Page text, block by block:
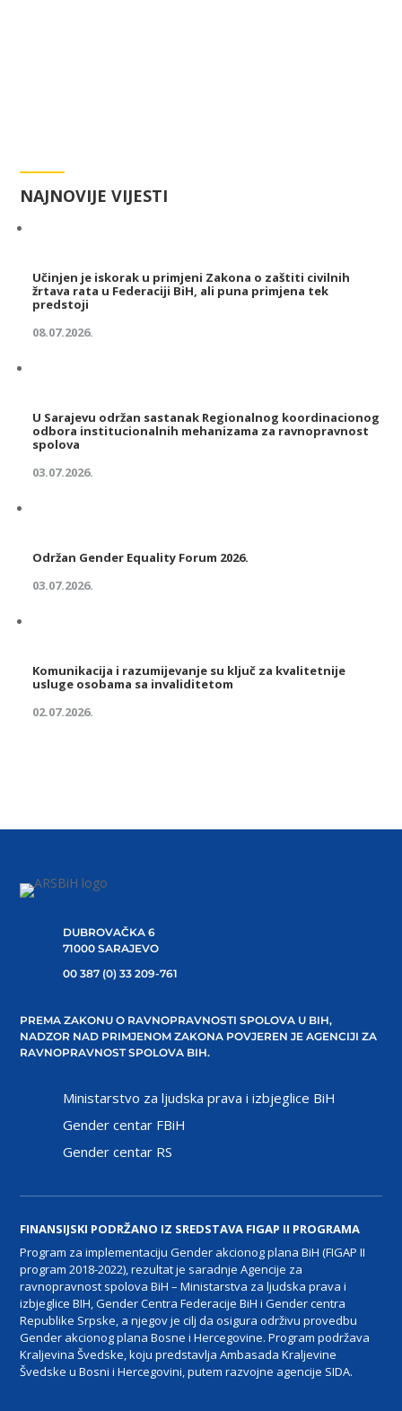
NAJNOVIJE VIJESTI
Učinjen je iskorak u primjeni Zakona o zaštiti civilnih
žrtava rata u Federaciji BiH, ali puna primjena tek
predstoji
08.07.2026.
U Sarajevu održan sastanak Regionalnog koordinacionog
odbora institucionalnih mehanizama za ravnopravnost
spolova
03.07.2026.
Održan Gender Equality Forum 2026.
03.07.2026.
Komunikacija i razumijevanje su ključ za kvalitetnije
usluge osobama sa invaliditetom
02.07.2026.
DUBROVAČKA 6
71000 SARAJEVO
00 387 (0) 33 209-761
PREMA ZAKONU O RAVNOPRAVNOSTI SPOLOVA U BIH,
NADZOR NAD PRIMJENOM ZAKONA POVJEREN JE AGENCIJI ZA
RAVNOPRAVNOST SPOLOVA BIH.
Ministarstvo za ljudska prava i izbjeglice BiH
Gender centar FBiH
Gender centar RS
FINANSIJSKI PODRŽANO IZ SREDSTAVA FIGAP II PROGRAMA
Program za implementaciju Gender akcionog plana BiH (FIGAP II
program 2018-2022), rezultat je saradnje Agencije za
ravnopravnost spolova BiH – Ministarstva za ljudska prava i
izbjeglice BIH, Gender Centra Federacije BiH i Gender centra
Republike Srpske, a njegov je cilj da osigura održivu provedbu
Gender akcionog plana Bosne i Hercegovine. Program podržava
Kraljevina Švedske, koju predstavlja Ambasada Kraljevine
Švedske u Bosni i Hercegovini, putem razvojne agencije SIDA.